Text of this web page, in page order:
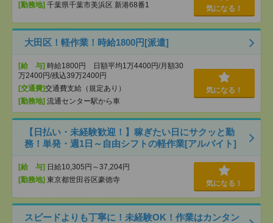
[勤務地] 千葉県千葉市美浜区 新港68番1 気になる！
大田区！軽作業！時給1800円[派遣]
[給 与] 時給1800円 日額平均1万4400円/月額30
万2400円/残込39万2400円
[交通費]交通費支給（規定あり）
[勤務地] 流通センター駅から車
気になる！
【日払い・未経験歓迎！】稼ぎたい日にサクッと勤
務！単発・週1日～自由シフトの軽作業[アルバイト]
[給 与] 日給10,305円～37,204円
[勤務地] 東京都世田谷区豪徳寺 気になる！
スピードよりも丁寧に！未経験OK！作業はカンタン